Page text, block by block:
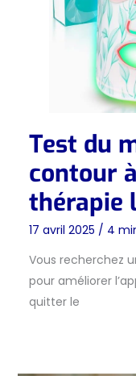
Test du
contour
thérapie
17 avril 2025 / 4
Vous recherchez
pour améliorer
quitter le